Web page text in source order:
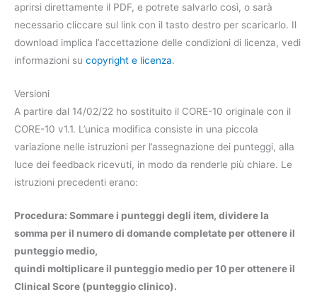
aprirsi direttamente il PDF, e potrete salvarlo così, o sarà
necessario cliccare sul link con il tasto destro per scaricarlo. Il
download implica l’accettazione delle condizioni di licenza, vedi
informazioni su copyright e licenza.
Versioni
A partire dal 14/02/22 ho sostituito il CORE-10 originale con il
CORE-10 v1.1. L’unica modifica consiste in una piccola
variazione nelle istruzioni per l’assegnazione dei punteggi, alla
luce dei feedback ricevuti, in modo da renderle più chiare. Le
istruzioni precedenti erano:
Procedura: Sommare i punteggi degli item, dividere la
somma per il numero di domande completate per ottenere il
punteggio medio,
quindi moltiplicare il punteggio medio per 10 per ottenere il
Clinical Score (punteggio clinico).